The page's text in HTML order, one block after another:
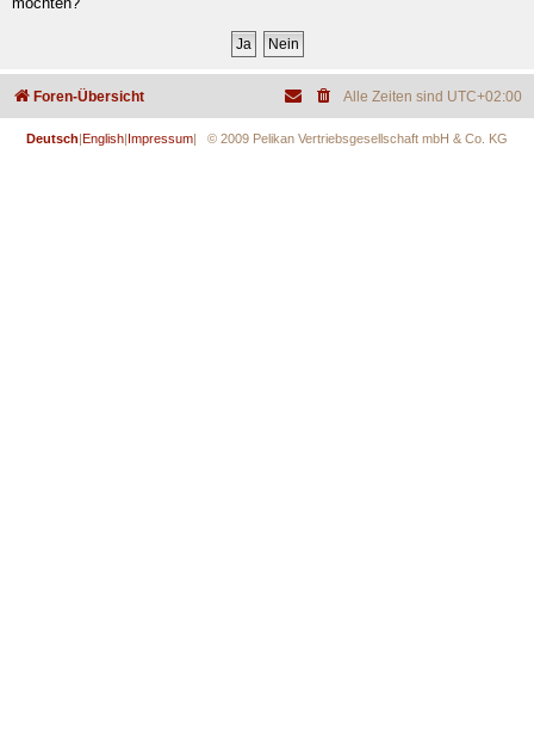
Foren-Übersicht Alle Zeiten sind UTC+02:00
Deutsch|English|Impressum| © 2009 Pelikan Vertriebsgesellschaft mbH & Co. KG